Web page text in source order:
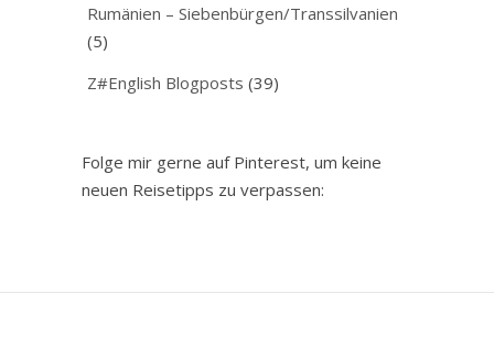
Rumänien – Siebenbürgen/Transsilvanien
(5)
Z#English Blogposts (39)
Folge mir gerne auf Pinterest, um keine
neuen Reisetipps zu verpassen: